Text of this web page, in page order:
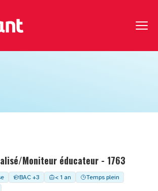
Moniteur éducateur - 1763
BAC +3 < 1 an
Temps plein